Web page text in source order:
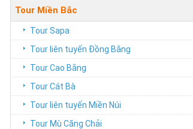
Tour Miền Bắc
Tour Sapa
Tour liên tuyến Đồng Bằng
Tour Cao Bằng
Tour Cát Bà
Tour liên tuyến Miền Núi
Tour Mù Căng Chải